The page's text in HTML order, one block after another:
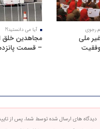
رجوی
ملی
آیا می دانستید؟!
مجاهدین خلق
– قسمت
دیدگاه های ارسال شده توسط شما، پس از